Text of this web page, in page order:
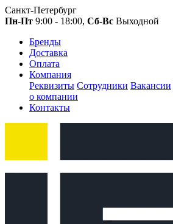
Санкт-Петербург
Пн-Пт 9:00 - 18:00, Сб-Вс Выходной
Бренды
Доставка
Оплата
Компания
Реквизиты Сотрудники Вакансии
о компании
Контакты